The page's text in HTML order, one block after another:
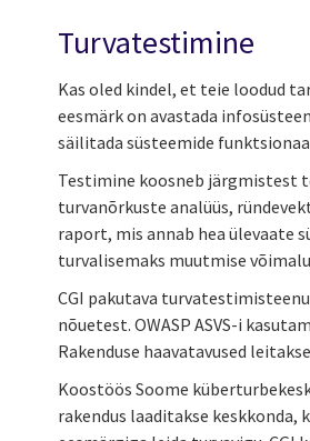
Turvatestimine
Kas oled kindel, et teie loodud
eesmärk on avastada
säilitada süsteemide
Testimine koosneb järgmistest
turvanõrkuste analüüs,
raport, mis annab hea ülevaate
turvalisemaks muutmise
CGI pakutava
nõuetest. OWASP ASVS-i
Rakenduse haavatavused
Koostöös Soome
rakendus laaditakse keskkonda,